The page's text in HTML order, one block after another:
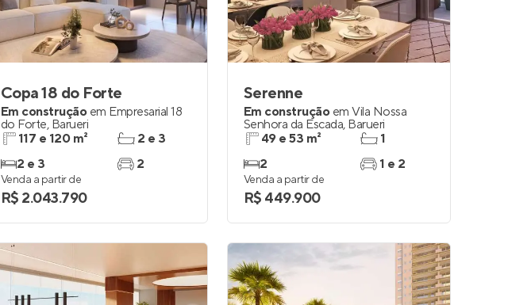
Copa 18 do Forte
Em construção em Empresarial 18
do Forte, Barueri
117 e 120 m²
2 e 3
2 e 3
2
Venda a partir de
R$ 2.043.790
Serenne
Em construção em Vila Nossa
Senhora da Escada, Barueri
49 e 53 m²
2
1
1 e 2
Venda a partir de
R$ 449.900